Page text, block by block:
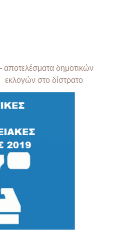
δημοτικών
εκλογών στο δίστρατο